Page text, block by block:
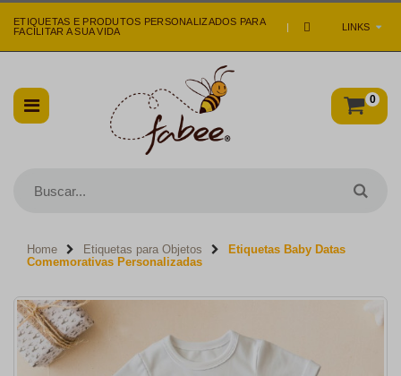
LINKS
ETIQUETAS E PRODUTOS PERSONALIZADOS PARA
FACILITAR A SUA VIDA
|
0
Home Etiquetas para Objetos
Etiquetas Baby Datas
Comemorativas Personalizadas